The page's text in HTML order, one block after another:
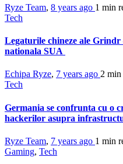
Ryze Team, 8 years ago 1 min
Tech
Legaturile chineze ale
nationala SUA
Echipa Ryze, 7 years ago 2 min
Tech
Germania se confrunta cu o
hackerilor asupra
Ryze Team, 7 years ago 1 min
Gaming, Tech